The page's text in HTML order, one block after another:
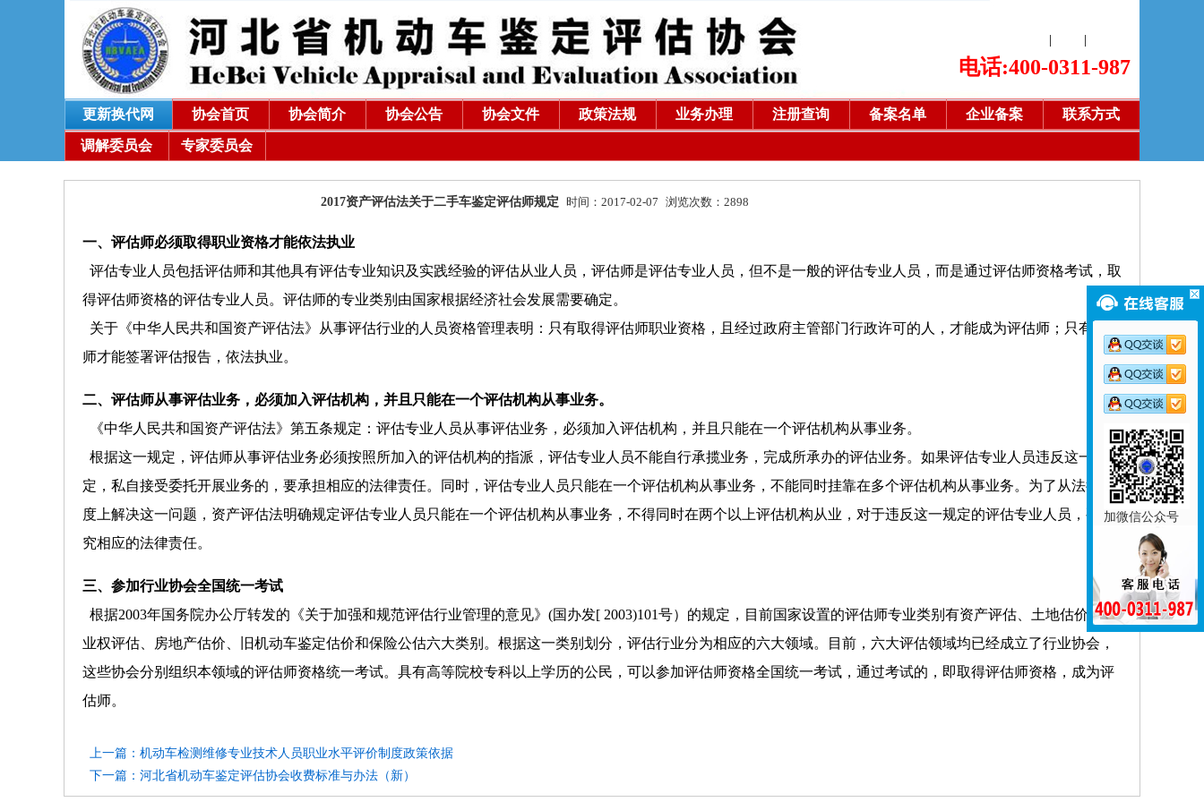
电话:400-0311-987
更新换代网 协会首页 协会简介 协会公告 协会文件 政策法规 业务办理 注册查询 备案名单 企业备案 联系方式
调解委员会 专家委员会
加微信公众号
2017资产评估法关于二手车鉴定评估师规定 时间：2017-02-07 浏览次数：2898
一、评估师必须取得职业资格才能依法执业
评估专业人员包括评估师和其他具有评估专业知识及实践经验的评估从业人员，评估师是评估专业人员，但不是一般的评估专业人员，而是通过评估师资格考试，取
得评估师资格的评估专业人员。评估师的专业类别由国家根据经济社会发展需要确定。
关于《中华人民共和国资产评估法》从事评估行业的人员资格管理表明：只有取得评估师职业资格，且经过政府主管部门行政许可的人，才能成为评估师；只有评估
师才能签署评估报告，依法执业。
二、评估师从事评估业务，必须加入评估机构，并且只能在一个评估机构从事业务。
《中华人民共和国资产评估法》第五条规定：评估专业人员从事评估业务，必须加入评估机构，并且只能在一个评估机构从事业务。
根据这一规定，评估师从事评估业务必须按照所加入的评估机构的指派，评估专业人员不能自行承揽业务，完成所承办的评估业务。如果评估专业人员违反这一规
定，私自接受委托开展业务的，要承担相应的法律责任。同时，评估专业人员只能在一个评估机构从事业务，不能同时挂靠在多个评估机构从事业务。为了从法律制
度上解决这一问题，资产评估法明确规定评估专业人员只能在一个评估机构从事业务，不得同时在两个以上评估机构从业，对于违反这一规定的评估专业人员，要追
究相应的法律责任。
三、参加行业协会全国统一考试
根据2003年国务院办公厅转发的《关于加强和规范评估行业管理的意见》(国办发[ 2003)101号）的规定，目前国家设置的评估师专业类别有资产评估、土地估价、矿
业权评估、房地产估价、旧机动车鉴定估价和保险公估六大类别。根据这一类别划分，评估行业分为相应的六大领域。目前，六大评估领域均已经成立了行业协会，
这些协会分别组织本领域的评估师资格统一考试。具有高等院校专科以上学历的公民，可以参加评估师资格全国统一考试，通过考试的，即取得评估师资格，成为评
估师。
上一篇：机动车检测维修专业技术人员职业水平评价制度政策依据
下一篇：河北省机动车鉴定评估协会收费标准与办法（新）